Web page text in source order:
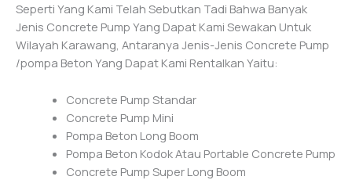
Seperti Yang Kami Telah Sebutkan Tadi Bahwa Banyak
Jenis Concrete Pump Yang Dapat Kami Sewakan Untuk
Wilayah Karawang, Antaranya Jenis-Jenis Concrete Pump
/pompa Beton Yang Dapat Kami Rentalkan Yaitu:
Concrete Pump Standar
Concrete Pump Mini
Pompa Beton Long Boom
Pompa Beton Kodok Atau Portable Concrete Pump
Concrete Pump Super Long Boom